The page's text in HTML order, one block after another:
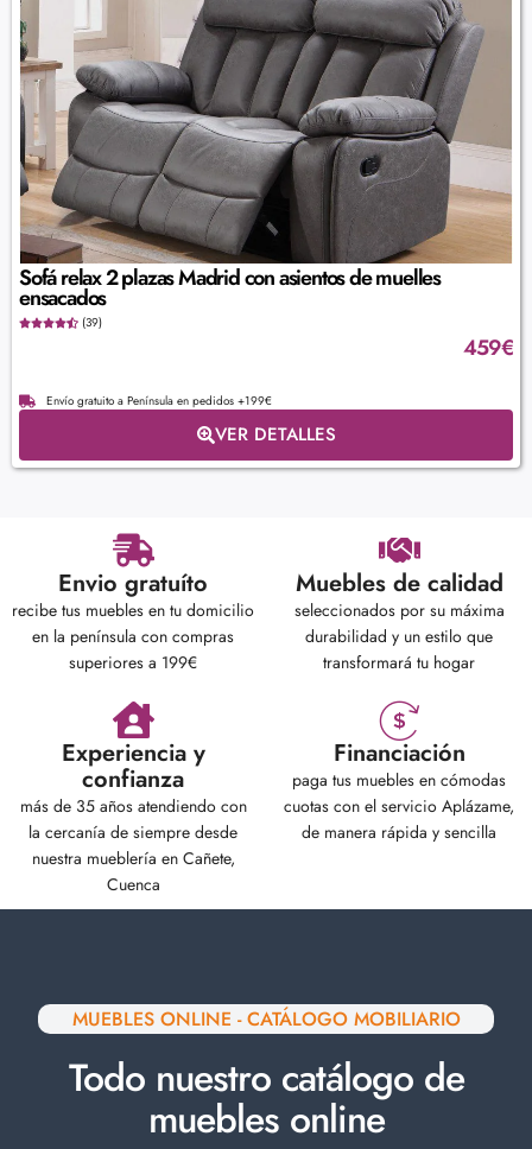
Sofá relax 2 plazas Madrid con asientos de muelles
ensacados
(39)
459€
Envío gratuito a Península en pedidos +199€
VER DETALLES
Envio gratuíto
recibe tus muebles en tu domicilio
en la península con compras
superiores a 199€
Muebles de calidad
seleccionados por su máxima
durabilidad y un estilo que
transformará tu hogar
Experiencia y
confianza
más de 35 años atendiendo con
la cercanía de siempre desde
nuestra mueblería en Cañete,
Cuenca
Financiación
paga tus muebles en cómodas
cuotas con el servicio Aplázame,
de manera rápida y sencilla
MUEBLES ONLINE - CATÁLOGO MOBILIARIO
Todo nuestro catálogo de
muebles online